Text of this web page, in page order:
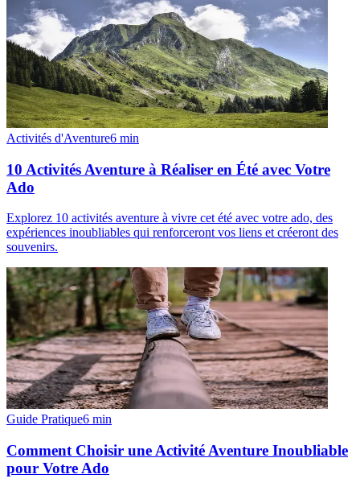
Activités d'Aventure6 min
10 Activités Aventure à Réaliser en Été avec Votre
Ado
Explorez 10 activités aventure à vivre cet été avec votre ado, des
expériences inoubliables qui renforceront vos liens et créeront des
souvenirs.
Guide Pratique6 min
Comment Choisir une Activité Aventure Inoubliable
pour Votre Ado